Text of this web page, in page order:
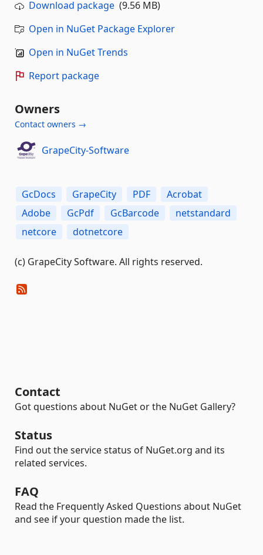
Download package (9.56 MB)
Open in NuGet Package Explorer
Open in NuGet Trends
Report package
Owners
Contact owners →
GrapeCity-Software
GcDocs GrapeCity PDF
Acrobat
Adobe
GcPdf GcBarcode
netstandard
netcore
dotnetcore
(c) GrapeCity Software. All rights reserved.
Contact
Got questions about NuGet or the NuGet Gallery?
Status
Find out the service status of NuGet.org and its
related services.
FAQ
Read the Frequently Asked Questions about NuGet
and see if your question made the list.